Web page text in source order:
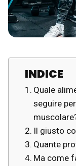
INDICE
Quale
seguire
Il giusto
Quante
Ma come